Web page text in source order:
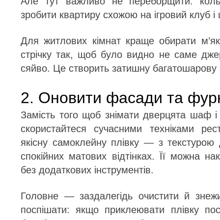
зробити квартиру схожою на ігровий клуб
Для житлових кімнат краще обирати
стрічку так, щоб було видно не саме
сяйво. Це створить затишну
2. Оновити фасади та
Замість того щоб знімати дверцята шаф
скористайтеся сучасними техніками
якісну самоклейну плівку — з
спокійних матових відтінках. Її можна
без додаткових інструментів.
Головне — заздалегідь очистити й
поспішати: якщо приклеювати плівку